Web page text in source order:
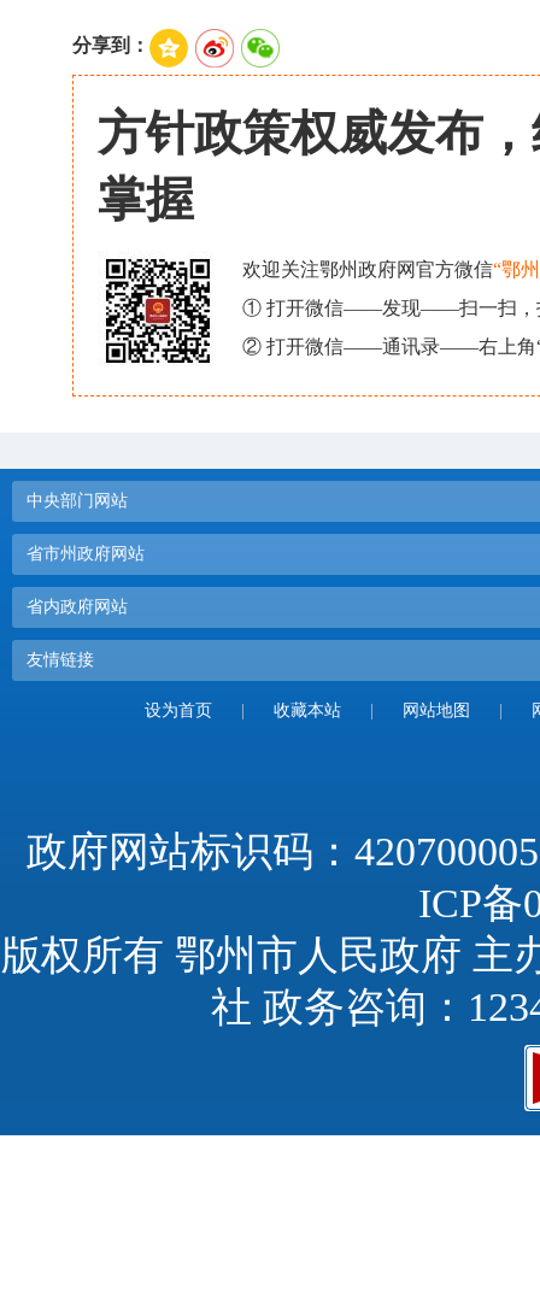
分享到：
方针政策权威发布
掌握
欢迎关注鄂州政府网官方微信“鄂
① 打开微信——发现——扫一扫，
② 打开微信——通讯录——右上角“
中央部门网站
省市州政府网站
省内政府网站
友情链接
设为首页 收藏本站 网站地图
政府网站标识码：
ICP备
版权所有 鄂州市人民政府 主
社 政务咨询：